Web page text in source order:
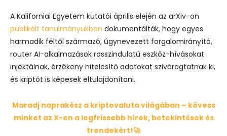
A Kaliforniai Egyetem kutatói április elején az arXiv-on
publikált tanulmányukban dokumentálták, hogy egyes
harmadik féltől származó, úgynevezett forgalomirányító,
router AI-alkalmazások rosszindulatú eszköz-hívásokat
injektálnak, érzékeny hitelesítő adatokat szivárogtatnak ki,
és kriptót is képesek eltulajdonítani.
Maradj naprakész a kriptovaluta világában – kövess
minket az X-en a legfrissebb hírek, betekintések és
trendekért!🚀